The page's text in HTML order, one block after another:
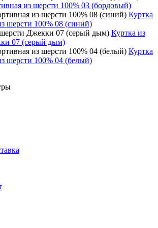
из шерсти 100% 03 (бордовый)
Куртка
шерсти 100% 08 (синий)
Куртка из
07 (серый дым)
Куртка
шерсти 100% 04 (белый)